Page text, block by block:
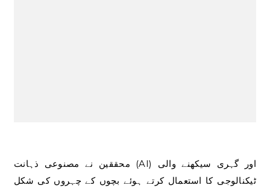
محققین نے مصنوعی ذہانت (AI) اور گہری سیکھنے والی
ٹیکنالوجی کا استعمال کرتے ہوئے بچوں کے چہروں کی شکل